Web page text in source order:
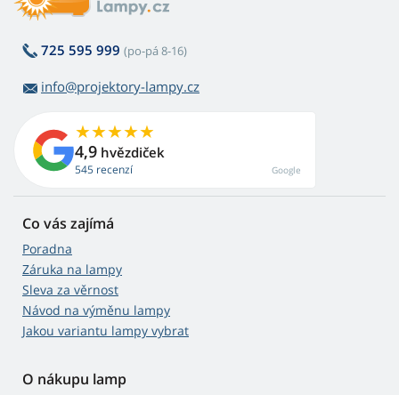
725 595 999 (po-pá 8-16)
info@projektory-lampy.cz
4,9 hvězdiček
545 recenzí Google
Co vás zajímá
Poradna
Záruka na lampy
Sleva za věrnost
Návod na výměnu lampy
Jakou variantu lampy vybrat
O nákupu lamp